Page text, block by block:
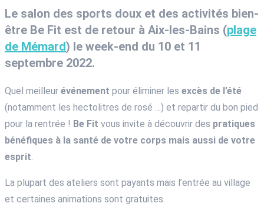
Le salon des sports doux et des activités bien-
être Be Fit est de retour à Aix-les-Bains (plage
de Mémard) le week-end du 10 et 11
septembre 2022.
Quel meilleur événement pour éliminer les excès de l’été
(notamment les hectolitres de rosé …) et repartir du bon pied
pour la rentrée ! Be Fit vous invite à découvrir des pratiques
bénéfiques à la santé de votre corps mais aussi de votre
esprit.
La plupart des ateliers sont payants mais l’entrée au village
et certaines animations sont gratuites.